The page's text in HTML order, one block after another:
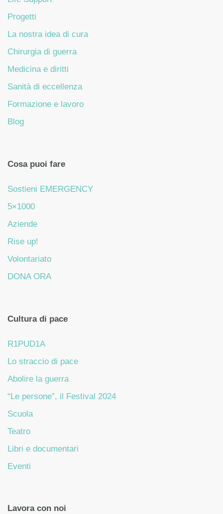
Progetti
La nostra idea di cura
Chirurgia di guerra
Medicina e diritti
Sanità di eccellenza
Formazione e lavoro
Blog
Cosa puoi fare
Sostieni EMERGENCY
5×1000
Aziende
Rise up!
Volontariato
DONA ORA
Cultura di pace
R1PUD1A
Lo straccio di pace
Abolire la guerra
“Le persone”, il Festival 2024
Scuola
Teatro
Libri e documentari
Eventi
Lavora con noi